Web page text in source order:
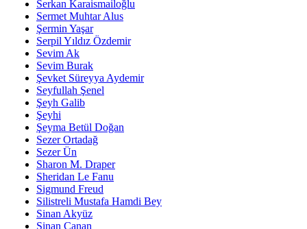
Serkan Karaismailoğlu
Sermet Muhtar Alus
Şermin Yaşar
Serpil Yıldız Özdemir
Sevim Ak
Sevim Burak
Şevket Süreyya Aydemir
Seyfullah Şenel
Şeyh Galib
Şeyhi
Şeyma Betül Doğan
Sezer Ortadağ
Sezer Ün
Sharon M. Draper
Sheridan Le Fanu
Sigmund Freud
Silistreli Mustafa Hamdi Bey
Sinan Akyüz
Sinan Canan